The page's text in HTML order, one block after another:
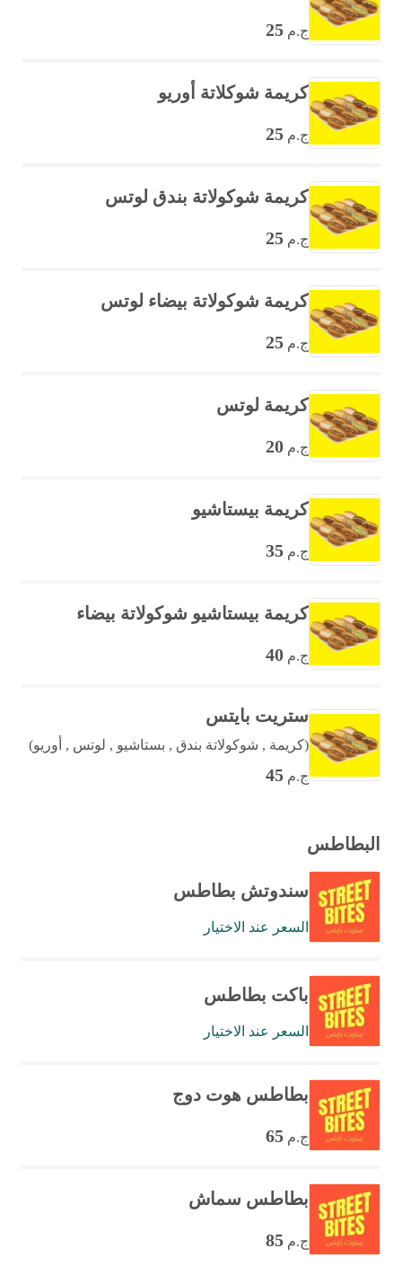
ج.م 25
كريمة شوكلاتة أوريو
ج.م 25
كريمة شوكولاتة بندق لوتس
ج.م 25
كريمة شوكولاتة بيضاء لوتس
ج.م 25
كريمة لوتس
ج.م 20
كريمة بيستاشيو
ج.م 35
كريمة بيستاشيو شوكولاتة بيضاء
ج.م 40
ستريت بايتس
(كريمة , شوكولاتة بندق , بستاشيو , لوتس , أوريو)
ج.م 45
البطاطس
سندوتش بطاطس
السعر عند الاختيار
باكت بطاطس
السعر عند الاختيار
بطاطس هوت دوج
ج.م 65
بطاطس سماش
ج.م 85